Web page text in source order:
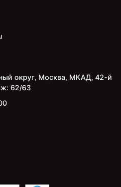
округ, Москва, МКАД, 42-й
62/63